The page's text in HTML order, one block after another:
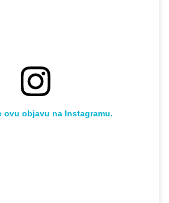
ovu objavu na Instagramu.